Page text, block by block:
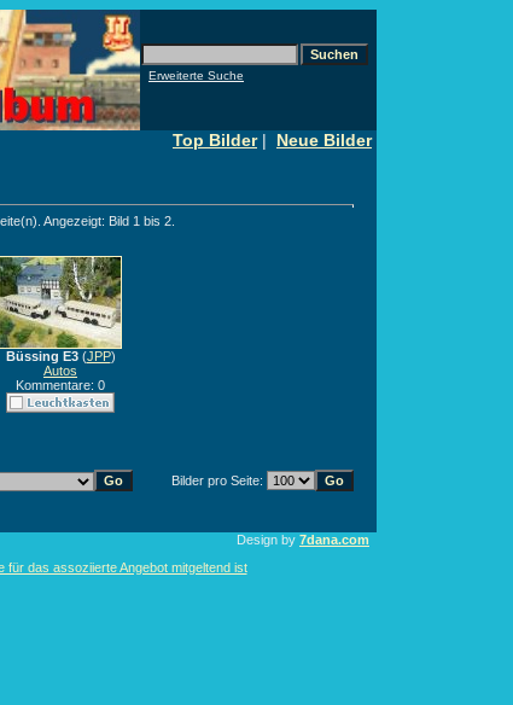
Erweiterte Suche
Top Bilder| Neue Bilder
Angezeigt: Bild 1 bis 2.
Büssing E3(JPP)
Autos
Kommentare: 0
Bilder pro Seite:
Design by 7dana.com
das assoziierte Angebot mitgeltend ist